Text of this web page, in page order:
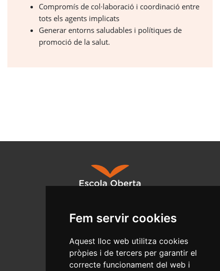
Fem servir cookies
Aquest lloc web utilitza cookies
pròpies i de tercers per garantir el
correcte funcionament del web i
Compromís de col·laboració i coordinació entre
tots els agents implicats
Generar entorns saludables i polítiques de
promoció de la salut.
Salut Pública
www.reus.cat
salutpublica@reus.cat